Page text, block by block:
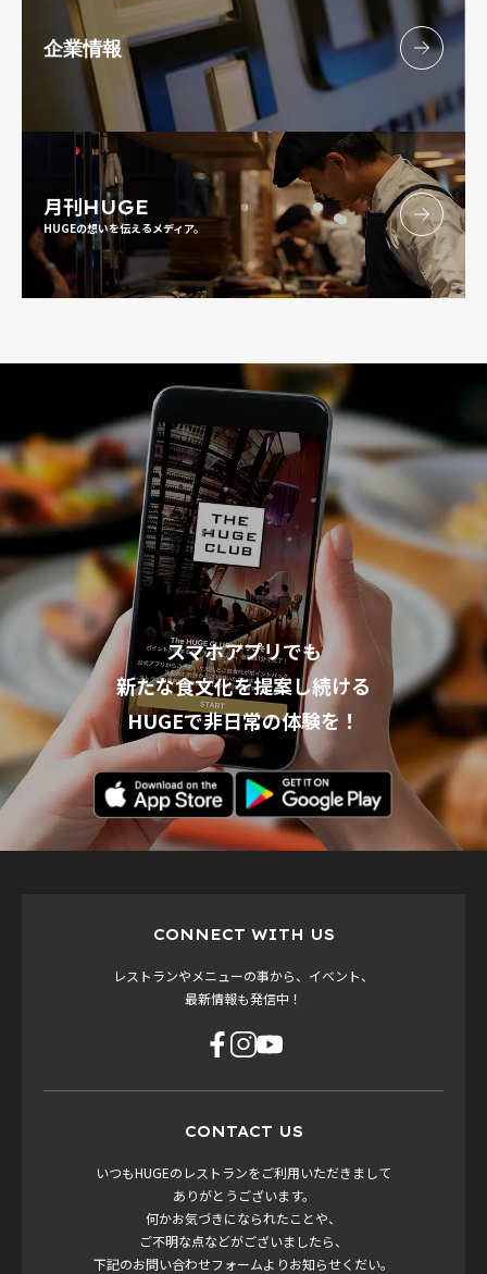
企業情報
月刊HUGE
HUGEの想いを伝えるメディア。
スマホアプリでも
新たな食文化を提案し続ける
HUGEで非日常の体験を！
CONNECT WITH US
レストランやメニューの事から、イベント、
最新情報も発信中！
CONTACT US
いつもHUGEのレストランをご利用いただきまして
ありがとうございます。
何かお気づきになられたことや、
ご不明な点などがございましたら、
下記のお問い合わせフォームよりお知らせくだい。